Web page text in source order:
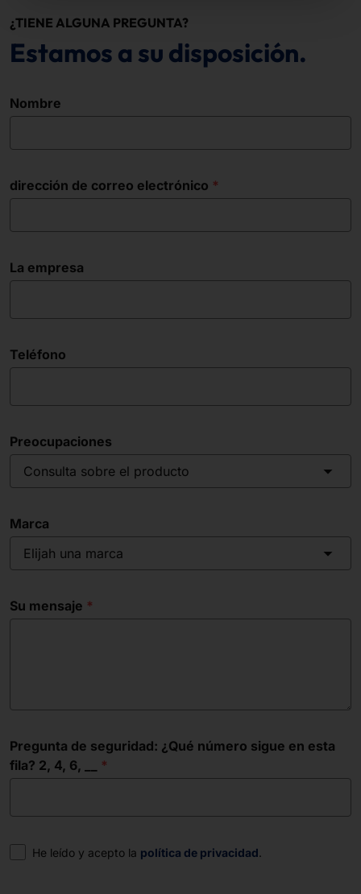
¿TIENE ALGUNA PREGUNTA?
Estamos a su disposición.
Nombre
dirección de correo electrónico
La empresa
Teléfono
Preocupaciones
Consulta sobre el producto
Marca
Elijah una marca
Su mensaje
Pregunta de seguridad: ¿Qué número sigue en esta
fila? 2, 4, 6, __
Consentimiento
He leído y acepto la política de privacidad.